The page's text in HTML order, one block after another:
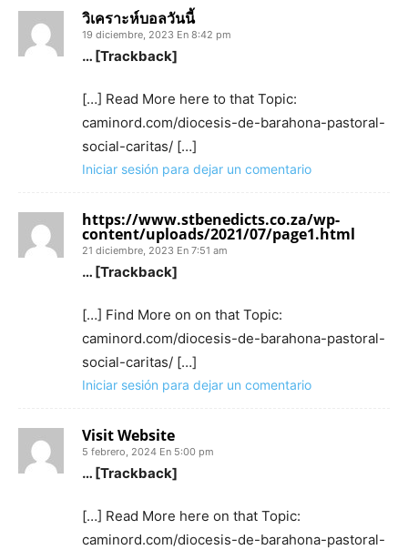
วิเคราะห์บอลวันนี้
19 diciembre, 2023 En 8:42 pm
… [Trackback]
[…] Read More here to that Topic:
caminord.com/diocesis-de-barahona-pastoral-
social-caritas/ […]
Iniciar sesión para dejar un comentario
https://www.stbenedicts.co.za/wp-
content/uploads/2021/07/page1.html
21 diciembre, 2023 En 7:51 am
… [Trackback]
[…] Find More on on that Topic:
caminord.com/diocesis-de-barahona-pastoral-
social-caritas/ […]
Iniciar sesión para dejar un comentario
Visit Website
5 febrero, 2024 En 5:00 pm
… [Trackback]
[…] Read More here on that Topic:
caminord.com/diocesis-de-barahona-pastoral-